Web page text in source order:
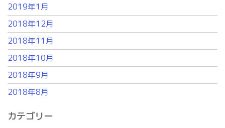
2019年1月
2018年12月
2018年11月
2018年10月
2018年9月
2018年8月
カテゴリー